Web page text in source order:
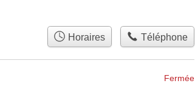
Horaires Téléphone
Fermée